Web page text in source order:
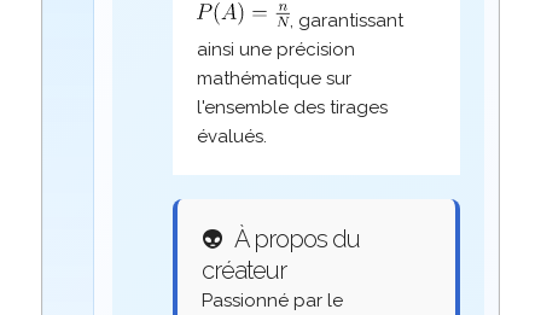
, garantissant
ainsi une précision
mathématique sur
l'ensemble des tirages
évalués.
👽 À propos du
créateur
Passionné par le